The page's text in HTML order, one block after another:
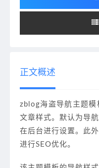
正文概述
zblog海盗导航主题模
文章样式。默认为导
在后台进行设置。此
进行SEO优化。